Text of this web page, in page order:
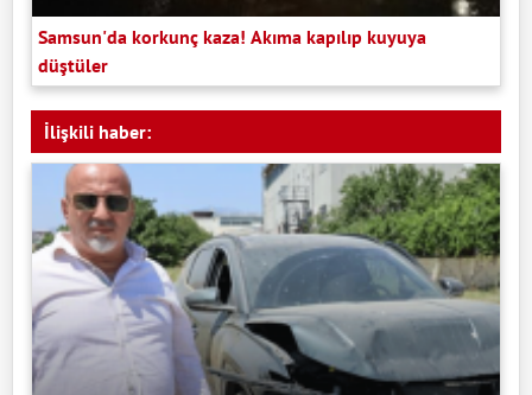
Samsun'da korkunç kaza! Akıma kapılıp kuyuya
düştüler
İlişkili haber: